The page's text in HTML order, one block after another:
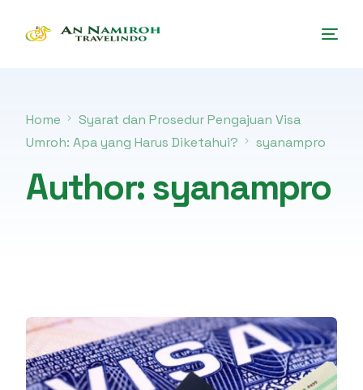
Home
Syarat dan Prosedur Pengajuan Visa
Umroh: Apa yang Harus Diketahui?
syanampro
Author:syanampro